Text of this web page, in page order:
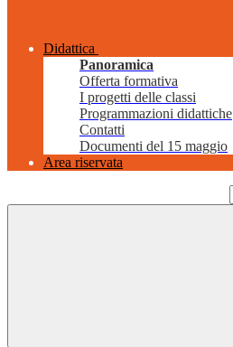
Didattica
Panoramica
Offerta formativa
I progetti delle classi
Programmazioni didattiche
Contatti
Documenti del 15 maggio
Area riservata